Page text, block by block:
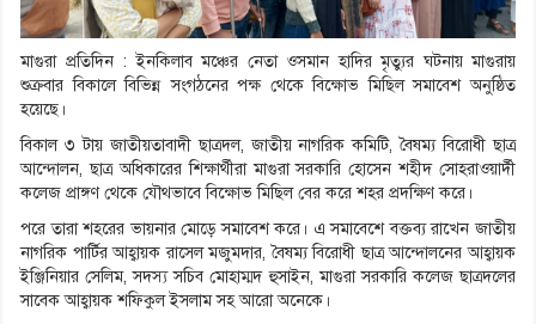
মাগুরা প্রতিদিন : ইনকিলাব মঞ্চের নেতা ওসমান হাদির মৃত্যুর ঘটনায় মাগুরায়
শুক্রবার বিকালে বিভিন্ন সংগঠনের পক্ষ থেকে বিক্ষোভ মিছিল সমাবেশ অনুষ্ঠিত
হয়েছে।
বিকাল ৩ টায় জাতীয়তাবাদী ছাত্রদল, জাতীয় নাগরিক কমিটি, বৈষম্য বিরোধী ছাত্র
আন্দোলন, ছাত্র অধিকারের শিক্ষার্থীরা মাগুরা সরকারি হোসেন শহীদ সোহরাওয়ার্দী
কলেজ প্রাঙ্গণ থেকে যৌথভাবে বিক্ষোভ মিছিল বের করে শহর প্রদক্ষিণ করে।
পরে তারা শহরের ভায়নার মোড়ে সমাবেশ করে। এ সমাবেশে বক্তব্য রাখেন জাতীয়
নাগরিক পার্টির আহ্বায়ক রাসেল মজুমদার, বৈষম্য বিরোধী ছাত্র আন্দোলনের আহ্বায়ক
ইঞ্জিনিয়ার সেলিম, সদস্য সচিব মোহাম্মদ হুসাইন, মাগুরা সরকারি কলেজ ছাত্রদলের
সাবেক আহ্বায়ক শফিকুল ইসলাম সহ আরো অনেকে।